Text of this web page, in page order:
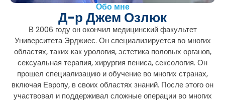
Обо мне
Д-р Джем Озлюк
В 2006 году он окончил медицинский факультет
Университета Эрджиес. Он специализируется во многих
областях, таких как урология, эстетика половых органов,
сексуальная терапия, хирургия пениса, сексология. Он
прошел специализацию и обучение во многих странах,
включая Европу, в своих областях знаний. После этого он
участвовал и поддерживал сложные операции во многих